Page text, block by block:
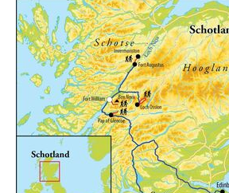
Vertrekdata/
Reviews
Praktische
FAQ
Foto's en video